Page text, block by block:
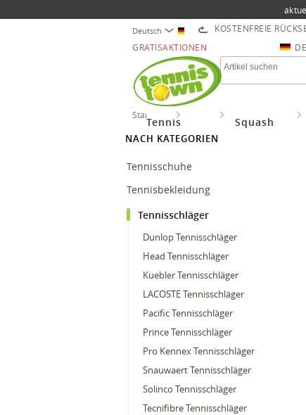
Deutsch KOSTENFREIE
GRATISAKTIONEN
DE
Tennis Squash
Startseite
NACH KATEGORIEN
Tennisschuhe
Tennisbekleidung
Tennisschläger
Dunlop Tennisschläger
Head Tennisschläger
Kuebler Tennisschläger
LACOSTE Tennisschläger
Pacific Tennisschläger
Prince Tennisschläger
Pro Kennex Tennisschläger
Snauwaert Tennisschläger
Solinco Tennisschläger
Tecnifibre Tennisschläger